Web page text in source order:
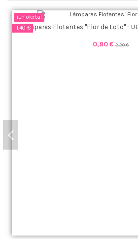
¡En oferta!
-1,40 €
Lámparas Flotantes "Flor de Loto" -
0,80 € 2,20 €